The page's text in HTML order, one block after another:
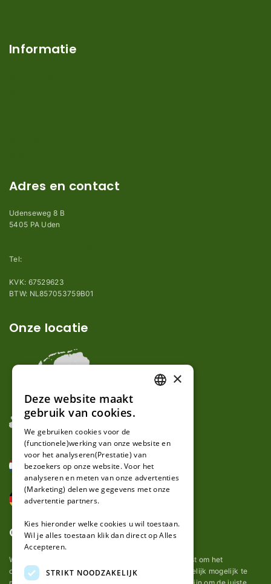
Informatie
Adres en contact
Udenseweg 8 B
5405 PA Uden
Tel:
KVK: 67529623
BTW: NL857053759B01
Onze locatie
Over ons
Wij van robotmaaier-mesjes.nl doen ons uiterste best om het
onderhoud van robot grasmaaier mesjes zo gemakkelijk mogelijk te
GERMAN
×
Deze website maakt
gebruik van cookies.
We gebruiken cookies voor de
(functionele)werking van onze website en
voor het analyseren(Prestatie) van
bezoekers op onze website. Voor het
analyseren en meten van onze advertenties
(Marketing) delen we gegevens met onze
advertentie partners.
Kies hieronder welke cookies u wil toestaan.
Wil je alles toestaan klik dan direct op Alles
Accepteren.
STRIKT NOODZAKELIJK